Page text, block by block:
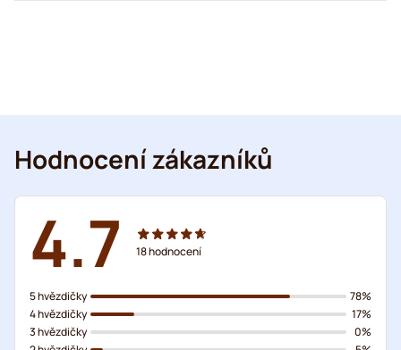
Hodnocení zákazníků
4.7 18hodnocení
5 hvězdičky
4 hvězdičky
3 hvězdičky
78%
17%
0%